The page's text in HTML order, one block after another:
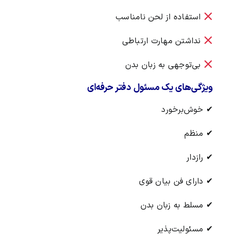
استفاده از لحن نامناسب
نداشتن مهارت ارتباطی
بی‌توجهی به زبان بدن
ویژگی‌های یک مسئول دفتر حرفه‌ای
✔ خوش‌برخورد
✔ منظم
✔ رازدار
✔ دارای فن بیان قوی
✔ مسلط به زبان بدن
✔ مسئولیت‌پذیر